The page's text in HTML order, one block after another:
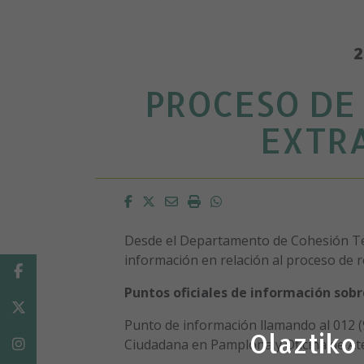
PROCESO
Facebook
Twitter
EmailImprimirWhatsapp
Desde el Departamento de Cohesión
información en relación al proceso de
Puntos oficiales de información
Punto de información llamando al 012
Ciudadana en Pamplona y Oficina de
Facebook
Instagram